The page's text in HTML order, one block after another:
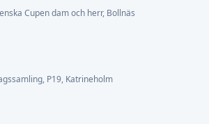
Cupen dam och herr, Bollnäs
P19, Katrineholm